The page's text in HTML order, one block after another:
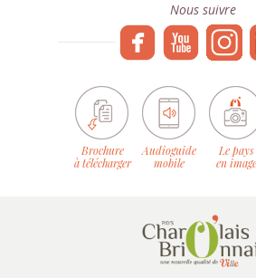
Nous suivre
Brochure
à télécharger
Audioguide
mobile
Le pays
en image